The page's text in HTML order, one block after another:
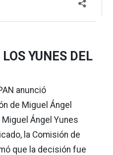
YUNES DEL
anunció
de Miguel Ángel
Ángel Yunes
la Comisión de
que la decisión fue